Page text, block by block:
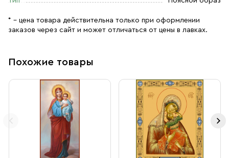
* – цена товара действительна только при оформлении
заказов через сайт и может отличаться от цены в лавках.
Похожие товары